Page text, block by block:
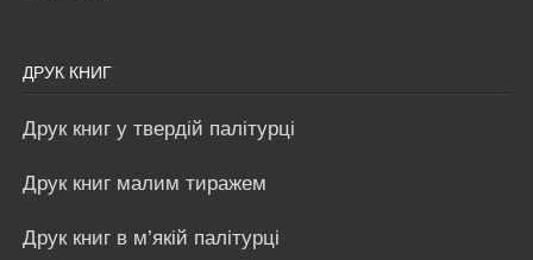
ДРУК КНИГ
Друк книг у твердій палітурці
Друк книг малим тиражем
Друк книг в м’якій палітурці